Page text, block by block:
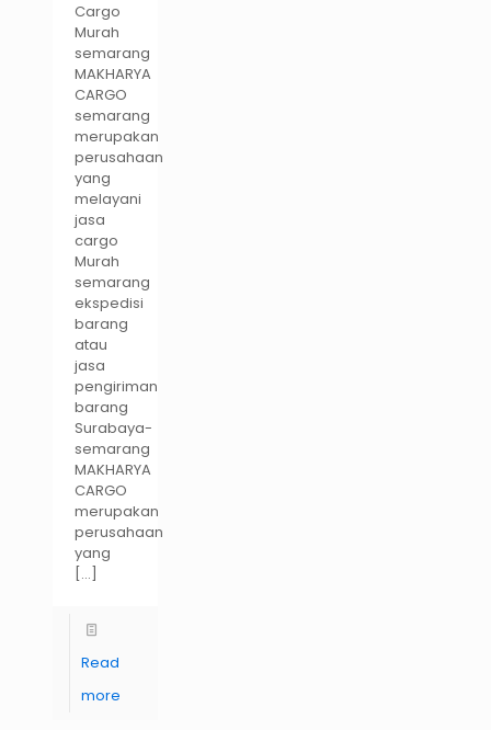
Cargo
Murah
semarang
MAKHARYA
CARGO
semarang
merupakan
perusahaan
yang
melayani
jasa
cargo
Murah
semarang
ekspedisi
barang
atau
jasa
pengiriman
barang
Surabaya-
semarang
MAKHARYA
CARGO
merupakan
perusahaan
yang
[…]
Read
more